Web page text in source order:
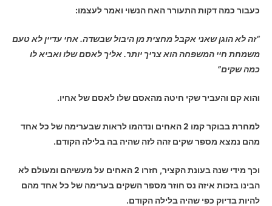
כעבור כמה דקות התעורר האח הנשוי ואמר לעצמו:
“זה לא הוגן שאני אקבל מחצית מן היבול שבשדה. אחי עדיין לא טעם
משמחת חיי המשפחה הוא צריך יותר.אליך לאסם שלו ואביא לו
כמה שקים”
והוא קם והעביר שקי חיטה מהאסם שלו לאסם של אחיו.
למחרת בבוקר קמו 2 האחים ונדהמו לראות שבערימה של כל אחד
מהם נמצא מספר שקים זהה לזה שהיה בה בלילה הקודם.
וכך מידי שנה בעונת הקציר, חזרו 2 האחים על מעשיהם ומעולם לא
הבינו בזכות איזה נס חוזר מספר השקים בערימה של כל אחד מהם
להיות בדיוק כפי שהיה בלילה הקודם.